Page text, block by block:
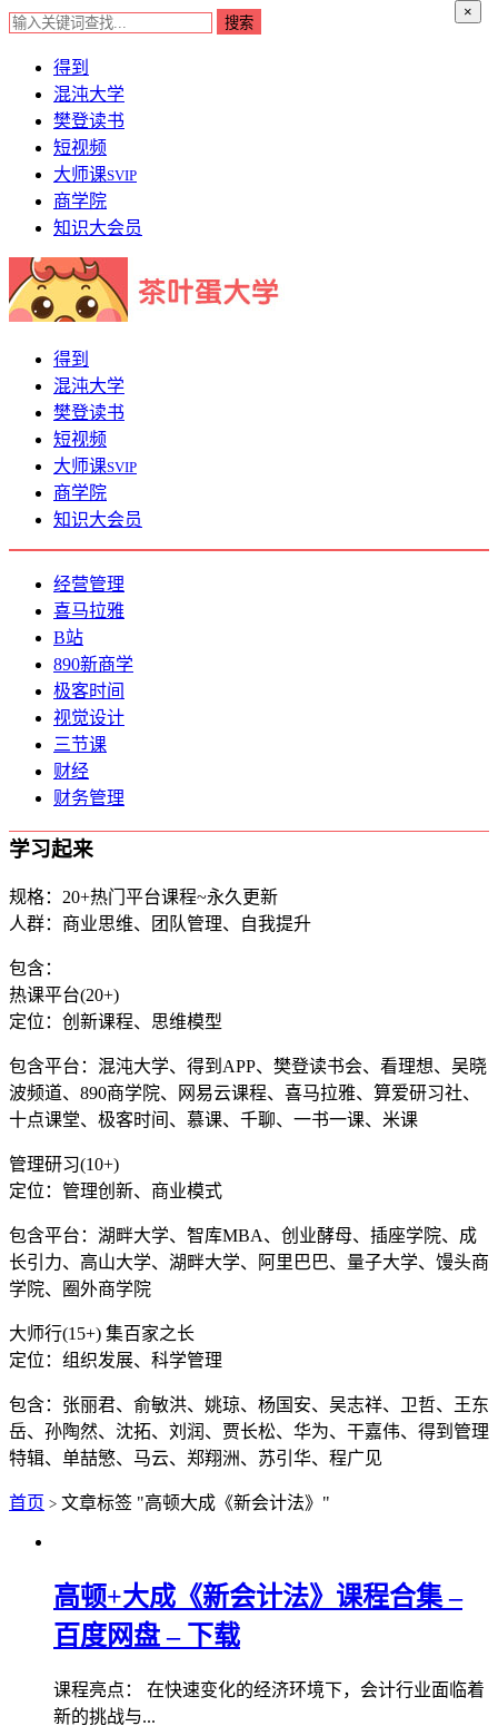
×
得到
混沌大学
樊登读书
短视频
大师课SVIP
商学院
知识大会员
得到
混沌大学
樊登读书
短视频
大师课SVIP
商学院
知识大会员
经营管理
喜马拉雅
B站
890新商学
极客时间
视觉设计
三节课
财经
财务管理
学习起来
规格：20+热门平台课程~永久更新
人群：商业思维、团队管理、自我提升
包含：
热课平台(20+)
定位：创新课程、思维模型
包含平台：混沌大学、得到APP、樊登读书会、看理想、吴晓
波频道、890商学院、网易云课程、喜马拉雅、算爱研习社、
十点课堂、极客时间、慕课、千聊、一书一课、米课
管理研习(10+)
定位：管理创新、商业模式
包含平台：湖畔大学、智库MBA、创业酵母、插座学院、成
长引力、高山大学、湖畔大学、阿里巴巴、量子大学、馒头商
学院、圈外商学院
大师行(15+) 集百家之长
定位：组织发展、科学管理
包含：张丽君、俞敏洪、姚琼、杨国安、吴志祥、卫哲、王东
岳、孙陶然、沈拓、刘润、贾长松、华为、干嘉伟、得到管理
特辑、单喆慜、马云、郑翔洲、苏引华、程广见
首页 > 文章标签 "高顿大成《新会计法》"
高顿+大成《新会计法》课程合集 –
百度网盘 – 下载
课程亮点： 在快速变化的经济环境下，会计行业面临着
新的挑战与...